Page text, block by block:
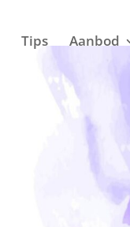
Tips Aanbod